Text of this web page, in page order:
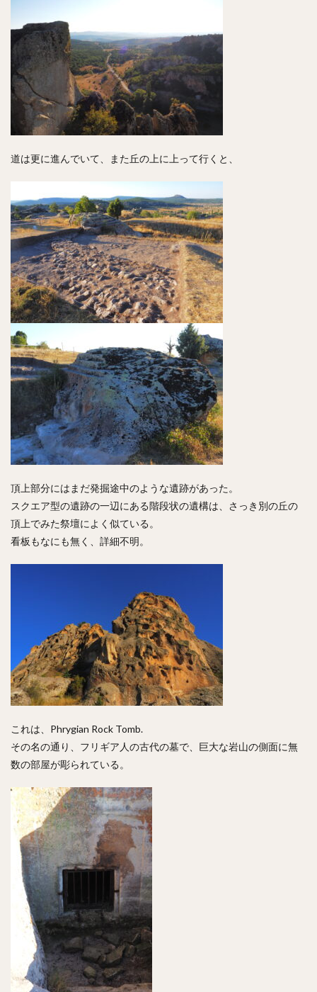
道は更に進んでいて、また丘の上に上って行くと、
頂上部分にはまだ発掘途中のような遺跡があった。
スクエア型の遺跡の一辺にある階段状の遺構は、さっき別の丘の
頂上でみた祭壇によく似ている。
看板もなにも無く、詳細不明。
これは、Phrygian Rock Tomb.
その名の通り、フリギア人の古代の墓で、巨大な岩山の側面に無
数の部屋が彫られている。